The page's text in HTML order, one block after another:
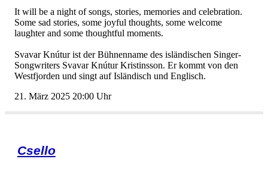
Itwillbeanightofsongs,stories,memoriesandcelebration.
Somesadstories,somejoyfulthoughts,somewelcome
laughterandsomethoughtfulmoments.
SvavarKnúturistderBühnennamedesisländischenSinger-
SongwritersSvavarKnúturKristinsson.Erkommtvonden
WestfjordenundsingtaufIsländischundEnglisch.
21.März202520:00Uhr
Csello